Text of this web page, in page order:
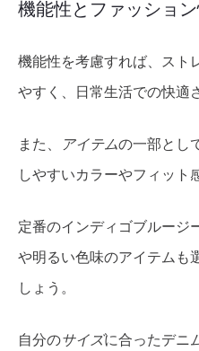
機能性とファッショ
機能性を考慮すれば、スト
やすく、日常生活での快適
また、 アイテムの一部とし
しやすいカラーやフィット
定番のインディゴブルージ
や明るい色味のアイテムも
しょう。
自分のサイズに合ったデニ